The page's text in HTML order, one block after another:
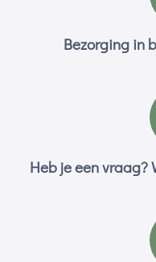
Bezorging in
Heb je een vraag?